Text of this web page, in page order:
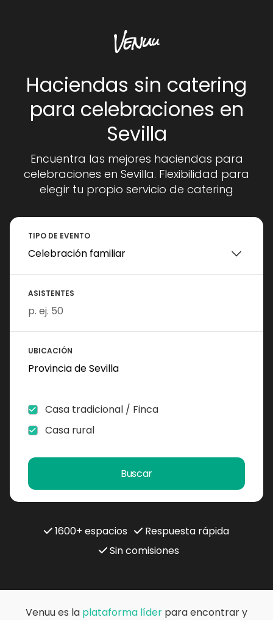
Haciendas sin catering
para celebraciones en
Sevilla
Encuentra las mejores haciendas para
celebraciones en Sevilla. Flexibilidad para
elegir tu propio servicio de catering
TIPO DE EVENTO
ASISTENTES
UBICACIÓN
Casa tradicional / Finca
Casa rural
Buscar
1600+ espacios
Respuesta rápida
Sin comisiones
Venuu es la plataforma líder para encontrar y